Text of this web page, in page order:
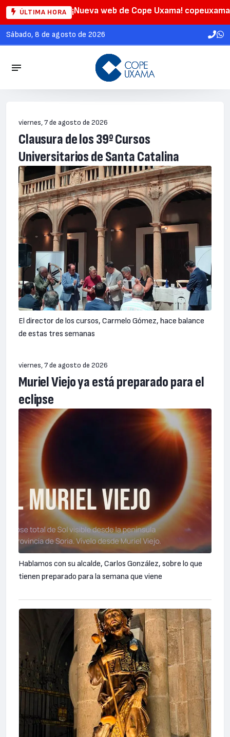
ÚLTIMA HORA ¡Nueva web de Cope Uxama!
sábado, 8 de agosto de 2026
viernes, 7 de agosto de 2026
Clausura de los 39º Cursos
Universitarios de Santa Catalina
El director de los cursos, Carmelo Gómez, hace balance
de estas tres semanas
viernes, 7 de agosto de 2026
Muriel Viejo ya está preparado para el
eclipse
Hablamos con su alcalde, Carlos González, sobre lo que
tienen preparado para la semana que viene